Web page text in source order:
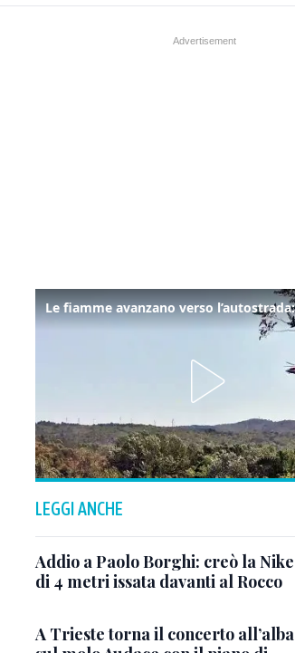
LEGGI ANCHE
Addio a Paolo Borghi: creò la Nike
di 4 metri issata davanti al Rocco
A Trieste torna il concerto all’alba